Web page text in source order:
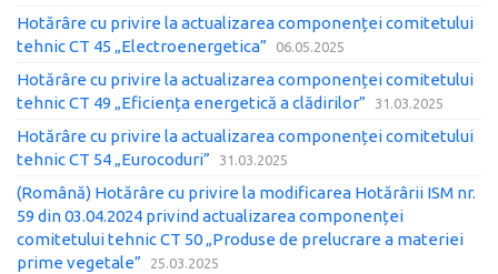
Hotărâre cu privire la actualizarea componenței comitetului
tehnic CT 45 „Electroenergetica”
06.05.2025
Hotărâre cu privire la actualizarea componenței comitetului
tehnic CT 49 „Eficiența energetică a clădirilor”
31.03.2025
Hotărâre cu privire la actualizarea componenței comitetului
tehnic CT 54 „Eurocoduri”
31.03.2025
(Română) Hotărâre cu privire la modificarea Hotărârii ISM nr.
59 din 03.04.2024 privind actualizarea componenței
comitetului tehnic CT 50 „Produse de prelucrare a materiei
prime vegetale”
25.03.2025